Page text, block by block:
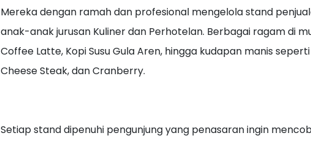
Mereka dengan ramah dan profesional mengelola stand
anak-anak jurusan Kuliner dan Perhotelan. Berbagai ragam di
Coffee Latte, Kopi Susu Gula Aren, hingga kudapan manis
Cheese Steak, dan Cranberry.
Setiap stand dipenuhi pengunjung yang penasaran ingin